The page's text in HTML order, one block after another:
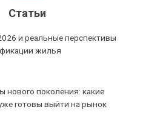
Статьи
и реальные перспективы
жилья
нового поколения: какие
готовы выйти на рынок